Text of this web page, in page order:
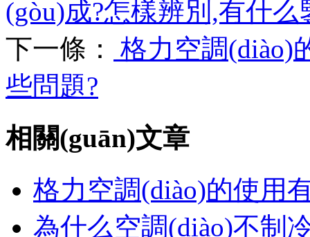
(gòu)成?怎樣辨別,有什么
下一條：
格力空調(diào)
些問題?
相關(guān)文章
格力空調(diào)的使用
為什么空調(diào)不制